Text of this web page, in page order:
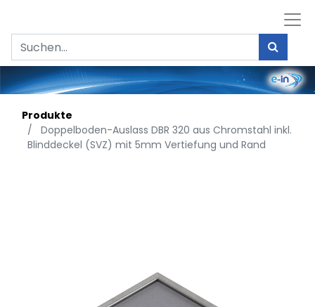
Produkte
Doppelboden-Auslass DBR 320 aus Chromstahl inkl.
Blinddeckel (SVZ) mit 5mm Vertiefung und Rand